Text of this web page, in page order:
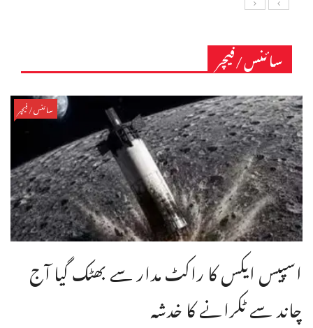
سائنس/فیچر
سائنس/فیچر
اسپیس ایکس کا راکٹ مدار سے بھٹک گیا آج
چاند سے ٹکرانے کا خدشہ